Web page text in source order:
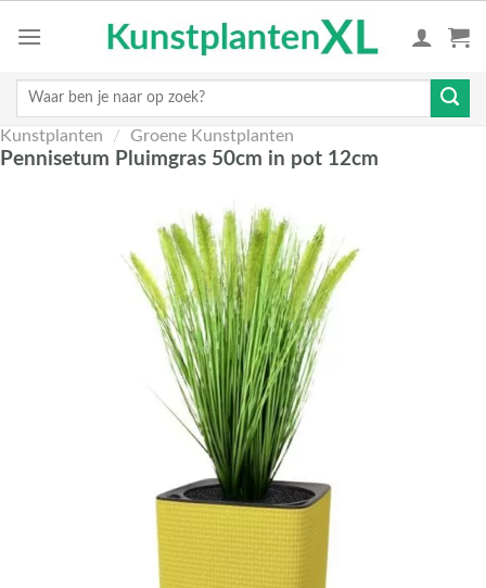
Zoeken
Kunstplanten / Groene Kunstplanten
Pennisetum Pluimgras 50cm in pot 12cm